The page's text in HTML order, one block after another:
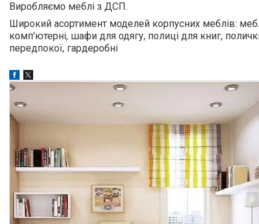
Портфоліо
Фотогалерея
Товари та послуги
Прайс-листи
Новини
Презентації та документи
Про нас
Виробляємо меблі з ДСП.
Широкий асортимент моделей корпусних меблів:
комп'ютерні, шафи для одягу, полиці для книг,
передпокої, гардеробні